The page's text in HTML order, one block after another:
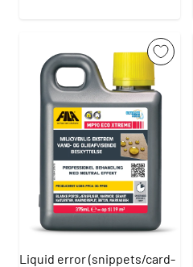
Liquid error (snippets/card-